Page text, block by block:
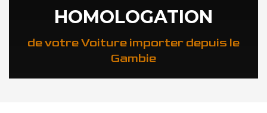
HOMOLOGATION
de votre Voiture importer depuis le
Gambie